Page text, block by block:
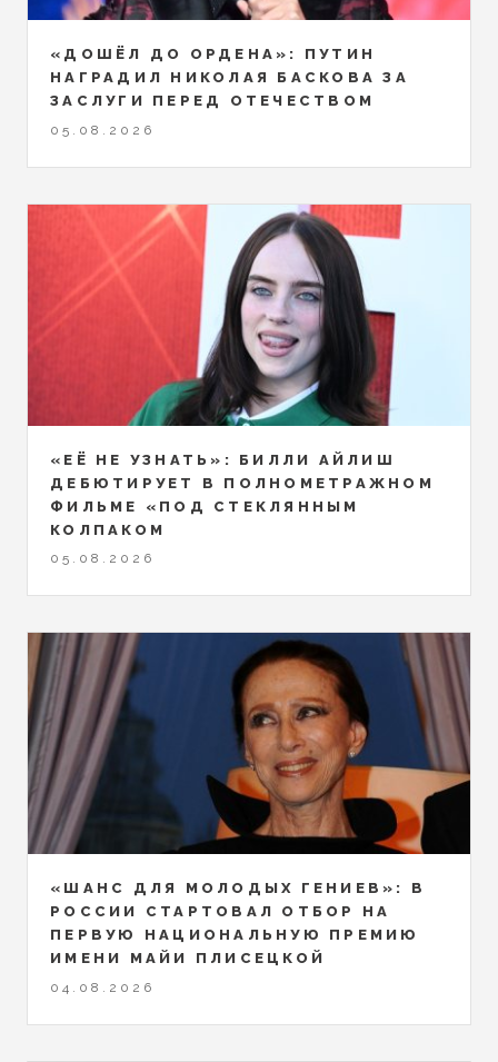
«ДОШЁЛ ДО ОРДЕНА»: ПУТИН
НАГРАДИЛ НИКОЛАЯ БАСКОВА ЗА
ЗАСЛУГИ ПЕРЕД ОТЕЧЕСТВОМ
05.08.2026
«ЕЁ НЕ УЗНАТЬ»: БИЛЛИ АЙЛИШ
ДЕБЮТИРУЕТ В ПОЛНОМЕТРАЖНОМ
ФИЛЬМЕ «ПОД СТЕКЛЯННЫМ
КОЛПАКОМ
05.08.2026
«ШАНС ДЛЯ МОЛОДЫХ ГЕНИЕВ»: В
РОССИИ СТАРТОВАЛ ОТБОР НА
ПЕРВУЮ НАЦИОНАЛЬНУЮ ПРЕМИЮ
ИМЕНИ МАЙИ ПЛИСЕЦКОЙ
04.08.2026